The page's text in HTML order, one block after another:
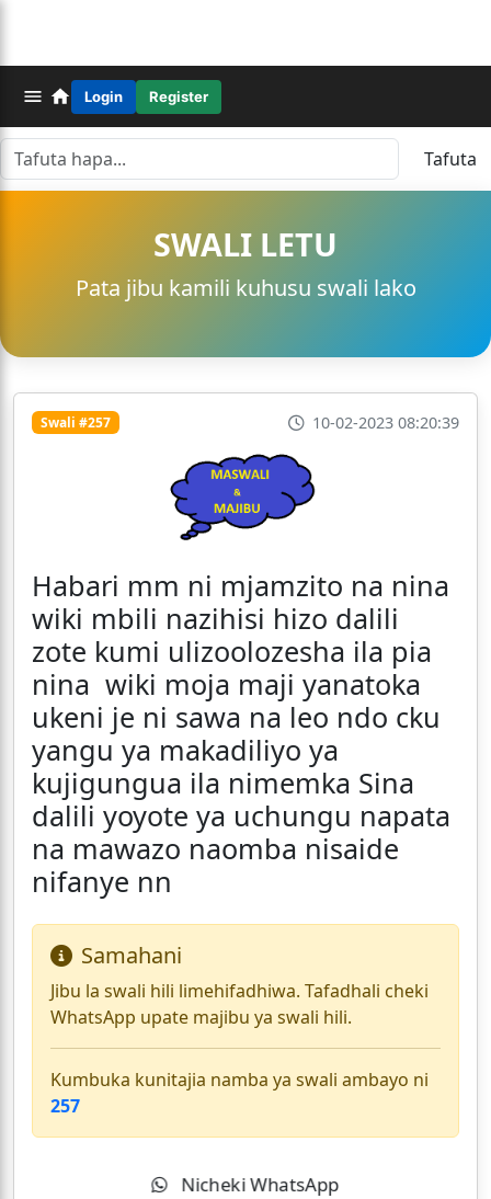
Login Register
Tafuta
SWALI LETU
Pata jibu kamili kuhusu swali lako
Swali #257 10-02-2023 08:20:39
Habari mm ni mjamzito na nina
wiki mbili nazihisi hizo dalili
zote kumi ulizoolozesha ila pia
nina wiki moja maji yanatoka
ukeni je ni sawa na leo ndo cku
yangu ya makadiliyo ya
kujigungua ila nimemka Sina
dalili yoyote ya uchungu napata
na mawazo naomba nisaide
nifanye nn
Samahani
Jibu la swali hili limehifadhiwa. Tafadhali cheki
WhatsApp upate majibu ya swali hili.
Kumbuka kunitajia namba ya swali ambayo ni
257
Nicheki WhatsApp